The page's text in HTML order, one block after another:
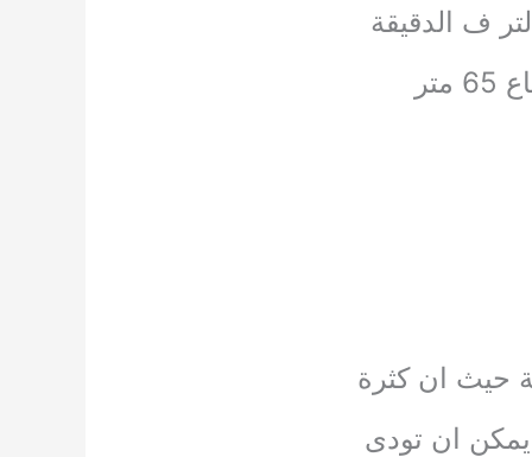
حيث ان كثرة
يمكن ان تودى